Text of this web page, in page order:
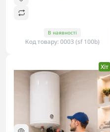
В наявності
Код товару: 0003 (sf 100b)
Хіт